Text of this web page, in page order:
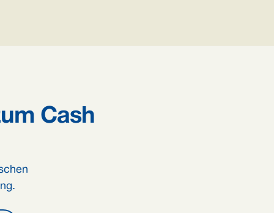
Cash